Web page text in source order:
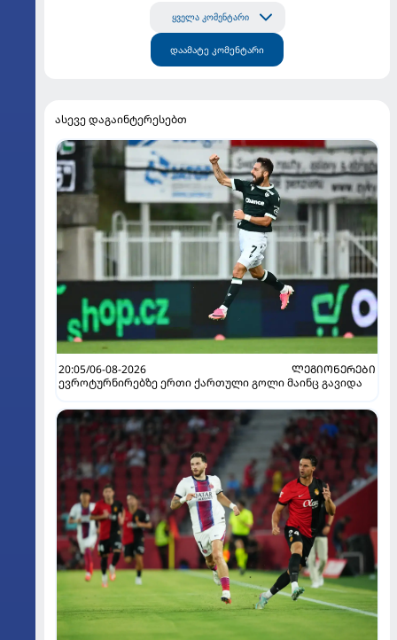
ყველა კომენტარი
დაამატე კომენტარი
ასევე დაგაინტერესებთ
20:05/06-08-2026
ᲚᲔᲒᲘᲝᲜᲔᲠᲔᲑᲘ
ევროტურნირებზე ერთი ქართული გოლი მაინც გავიდა